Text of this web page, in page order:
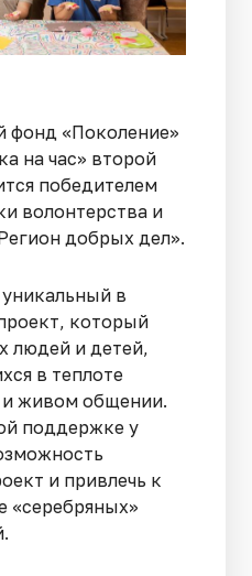
фонд «Поколение»
на час» второй
победителем
волонтерства и
добрых дел».
в
который
людей и детей,
в теплоте
и живом общении.
поддержке у
и привлечь к
«серебряных»